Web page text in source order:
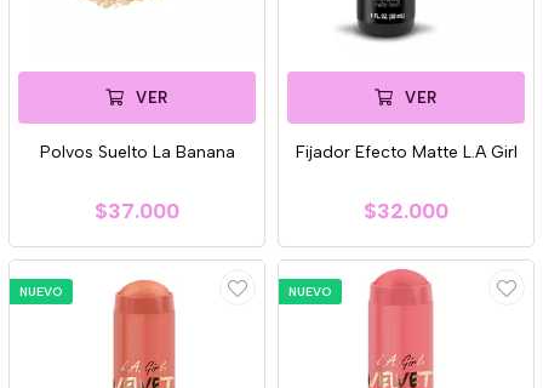
VER
Polvos Suelto La Banana
$37.000
VER
Fijador Efecto Matte L.A Girl
$32.000
NUEVO NUEVO